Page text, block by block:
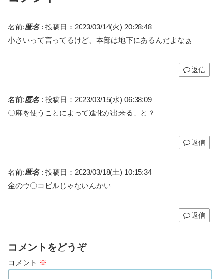
名前:匿名: 投稿日：2023/03/14(火) 20:28:48
小さいって言ってるけど、本部は地下にあるんだよなぁ
返信
名前:匿名: 投稿日：2023/03/15(水) 06:38:09
〇麻を使うことによって進化が出来る、と？
返信
名前:匿名: 投稿日：2023/03/18(土) 10:15:34
金のウ〇コビルじゃないんかい
返信
コメントをどうぞ
コメント ※